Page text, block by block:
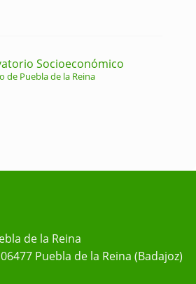
Socioeconómico
de Puebla de la Reina
de la Reina
Puebla de la Reina (Badajoz)